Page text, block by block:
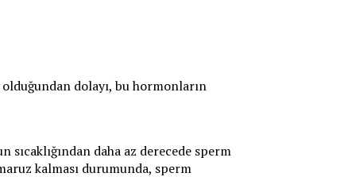
dolayı, bu hormonların
daha az derecede sperm
kalması durumunda, sperm